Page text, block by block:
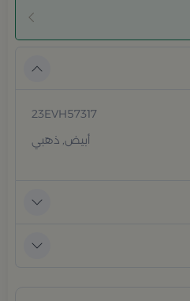
23EVH57317
أبيض, ذهبي